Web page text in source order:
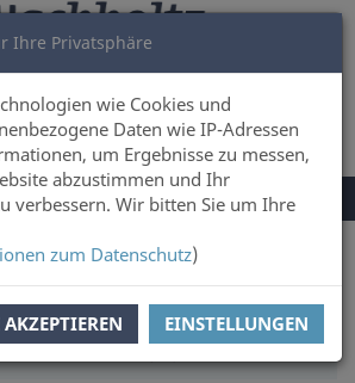
Ihre Privatsphäre
wie Cookies und
Daten wie IP-Adressen
um Ergebnisse zu messen,
abzustimmen und Ihr
verbessern. Wir bitten Sie um Ihre
zum Datenschutz)
AKZEPTIEREN EINSTELLUNGEN
WARENKORB 0
AUTOREN